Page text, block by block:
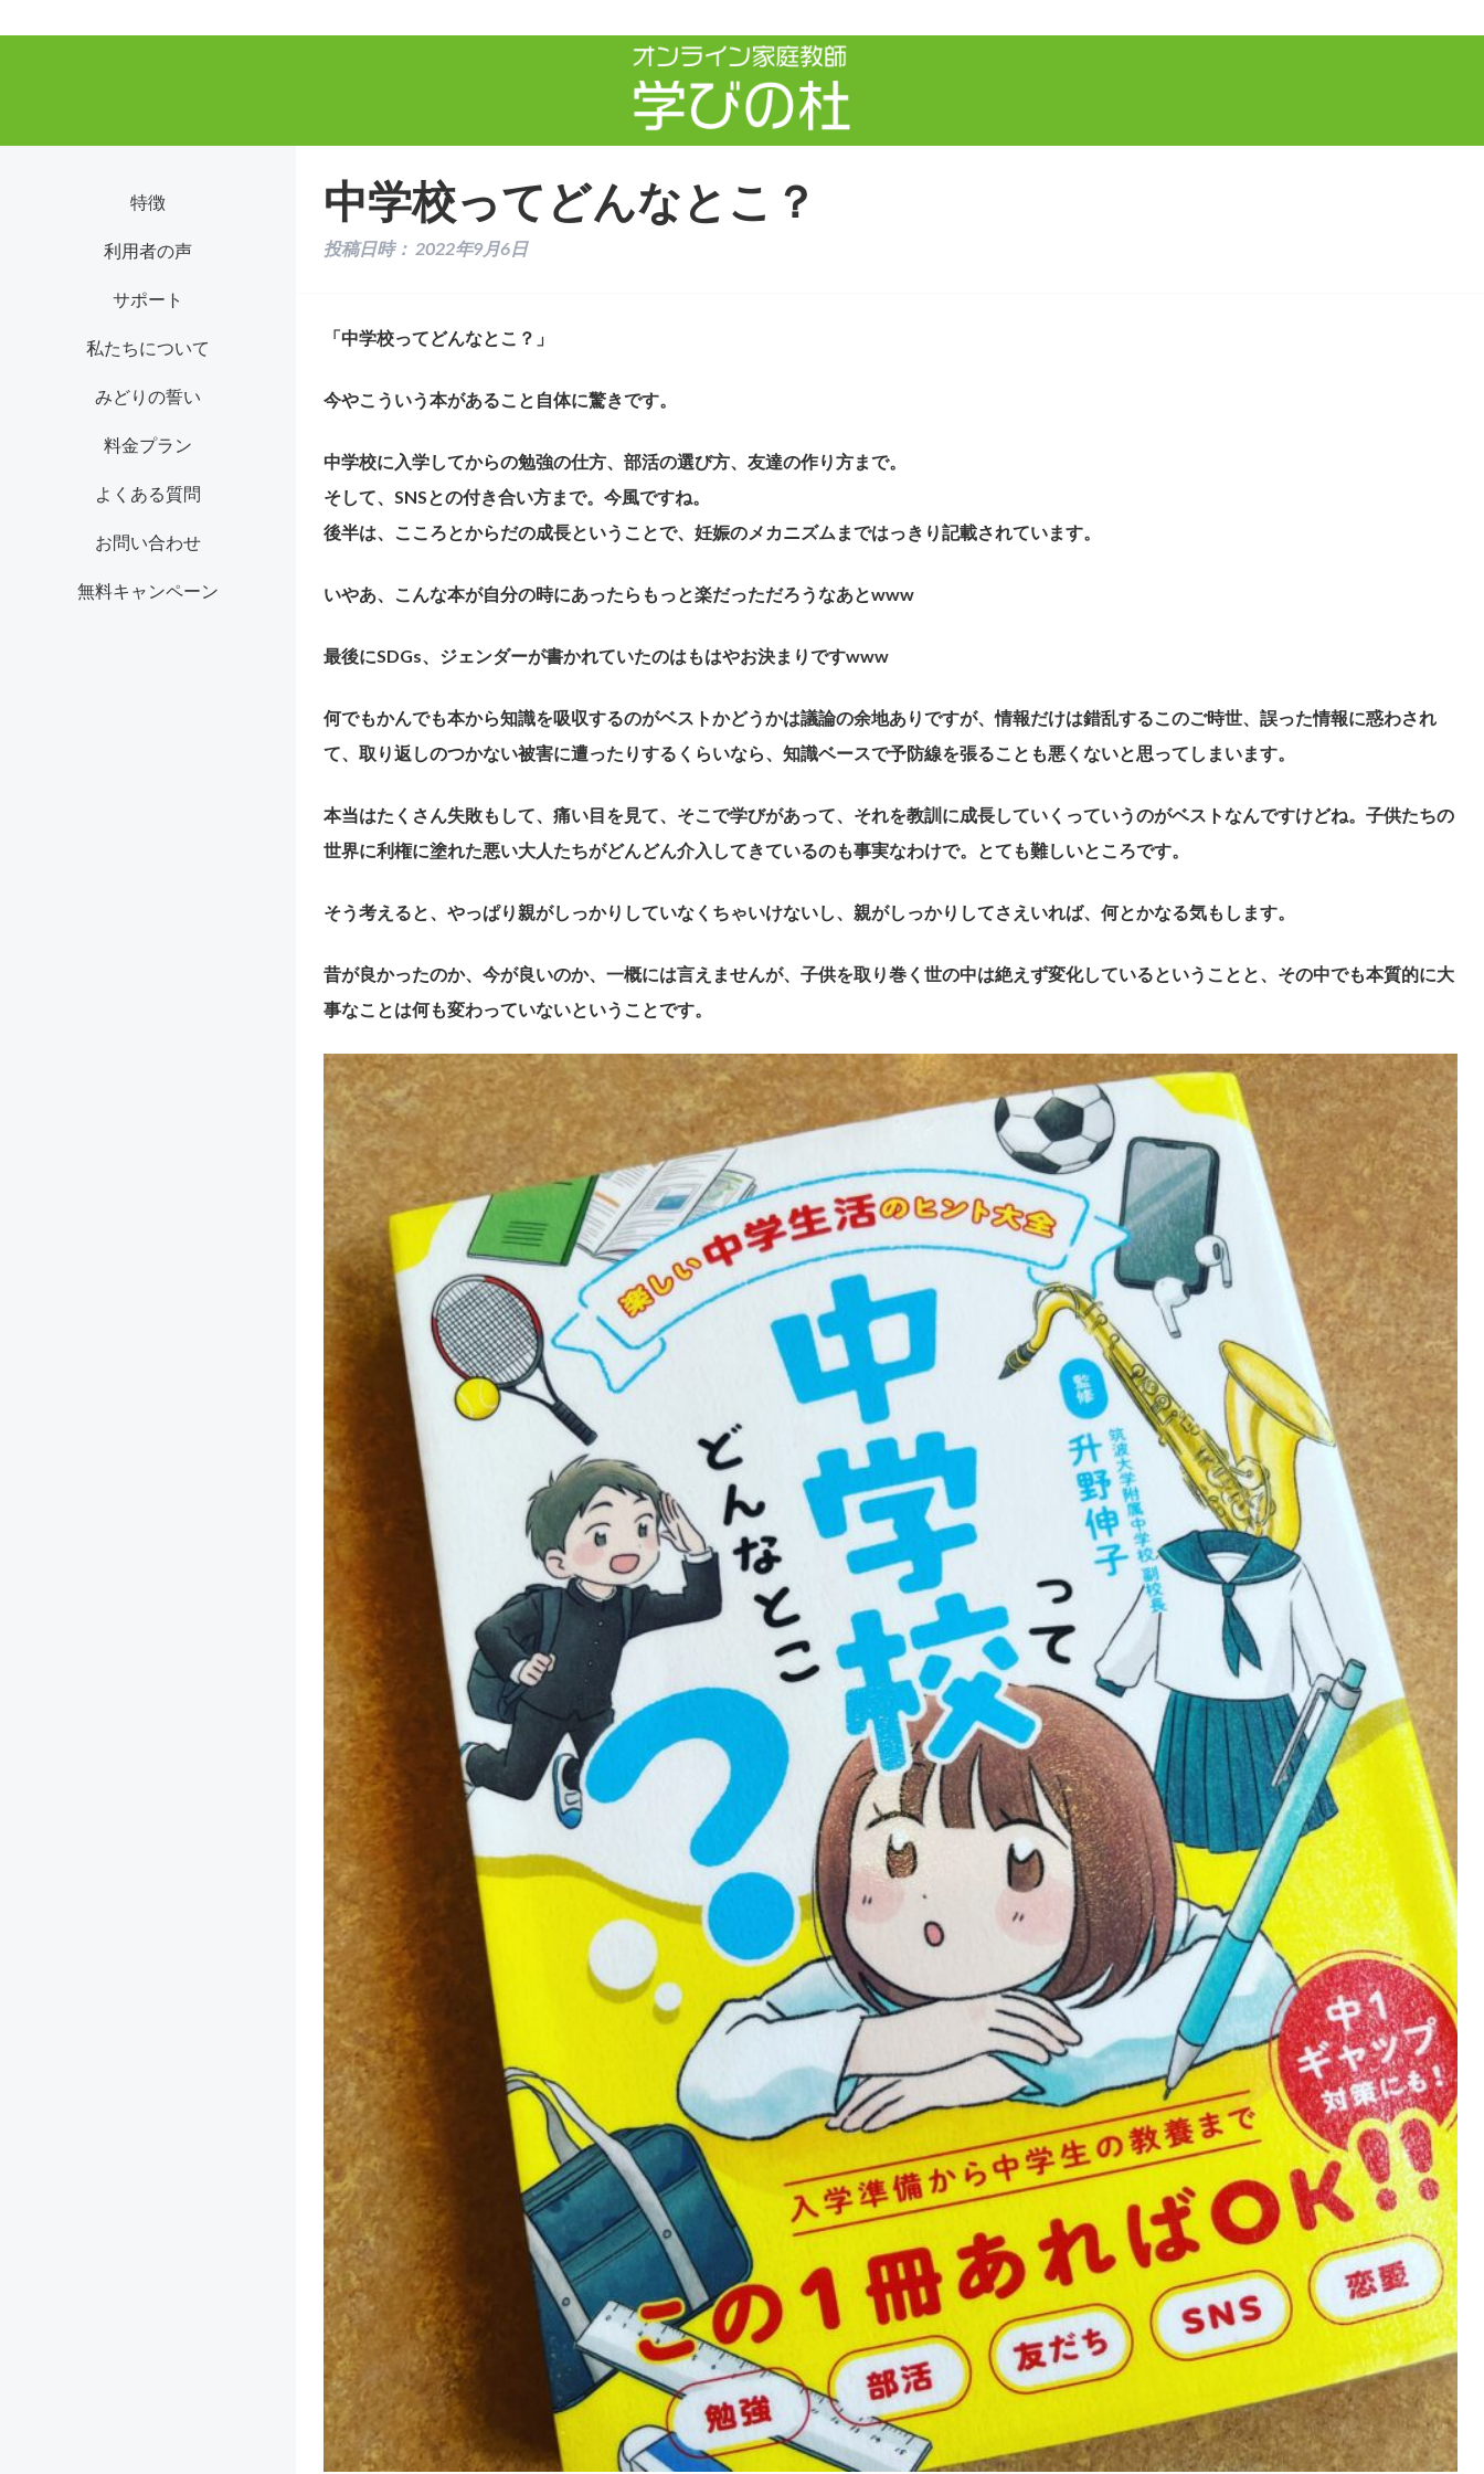
特徴
利用者の声
サポート
私たちについて
みどりの誓い
料金プラン
よくある質問
お問い合わせ
無料キャンペーン
中学校ってどんなとこ？
投稿日時： 2022年9月6日
「中学校ってどんなとこ？」
今やこういう本があること自体に驚きです。
中学校に入学してからの勉強の仕方、部活の選び方、友達の作り方まで。
そして、SNSとの付き合い方まで。今風ですね。
後半は、こころとからだの成長ということで、妊娠のメカニズムまではっきり記載されています。
いやあ、こんな本が自分の時にあったらもっと楽だっただろうなあとwww
最後にSDGs、ジェンダーが書かれていたのはもはやお決まりですwww
何でもかんでも本から知識を吸収するのがベストかどうかは議論の余地ありですが、情報だけは錯乱するこのご時世、誤った情報に惑わされ
て、取り返しのつかない被害に遭ったりするくらいなら、知識ベースで予防線を張ることも悪くないと思ってしまいます。
本当はたくさん失敗もして、痛い目を見て、そこで学びがあって、それを教訓に成長していくっていうのがベストなんですけどね。子供たちの
世界に利権に塗れた悪い大人たちがどんどん介入してきているのも事実なわけで。とても難しいところです。
そう考えると、やっぱり親がしっかりしていなくちゃいけないし、親がしっかりしてさえいれば、何とかなる気もします。
昔が良かったのか、今が良いのか、一概には言えませんが、子供を取り巻く世の中は絶えず変化しているということと、その中でも本質的に大
事なことは何も変わっていないということです。